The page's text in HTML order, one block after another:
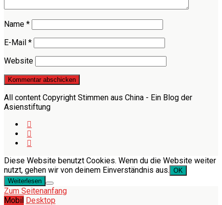
Name *
E-Mail *
Website
All content Copyright Stimmen aus China - Ein Blog der
Asienstiftung
Diese Website benutzt Cookies. Wenn du die Website weiter
nutzt, gehen wir von deinem Einverständnis aus. OK
Weiterlesen
Zum Seitenanfang
Mobil Desktop